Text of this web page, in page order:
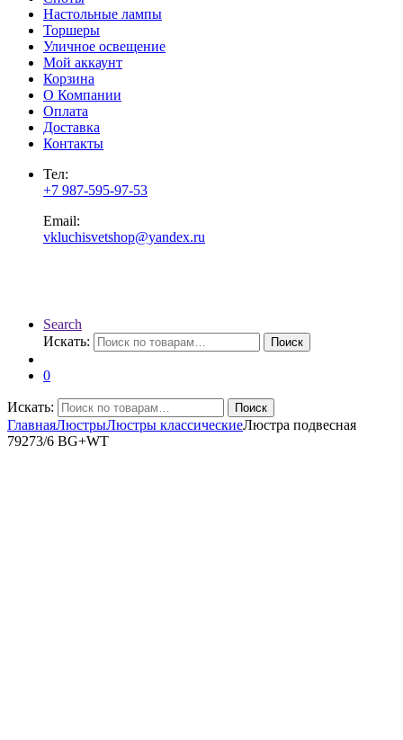
Настольные лампы
Торшеры
Уличное освещение
Мой аккаунт
Корзина
О Компании
Оплата
Доставка
Контакты
Тел:
+7 987-595-97-53
Email:
vkluchisvetshop@yandex.ru
Search
Искать:
Поиск
0
Искать: Поиск
ГлавнаяЛюстрыЛюстры классическиеЛюстра подвесная
79273/6 BG+WT